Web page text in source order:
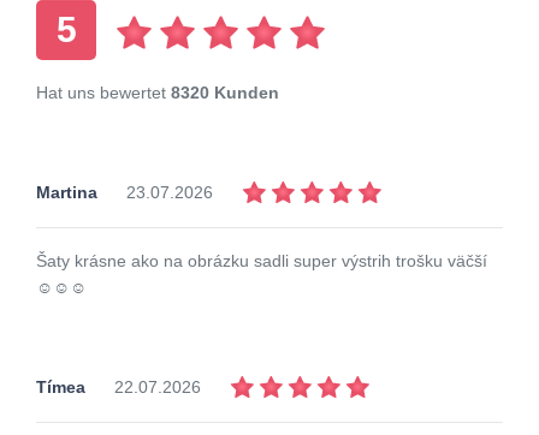
5
Hat uns bewertet 8320 Kunden
Martina 23.07.2026
Šaty krásne ako na obrázku sadli super výstrih trošku väčší
☺️☺️☺️
Tímea 22.07.2026